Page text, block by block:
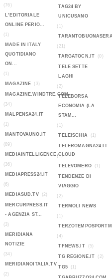
(76)
L’EDITORIALE
ONLINE PERIO...
(1)
MADE IN ITALY
QUOTIDIANO
ON...
(1)
MAGAZINE
(3)
MAGAZINE.WINDTRE.COM
(34)
MALPENSA24.IT
(1)
MANTOVAUNO.IT
(89)
MEDIAINTELLIGENCE.CLOUD
(36)
MEDIAPRESS24.IT
(6)
MEDIASUD.TV
(2)
MERCURPRESS.IT
- AGENZIA ST...
(3)
MERIDIANA
NOTIZIE
(34)
MERIDIANOITALIA.TV
(2)
TAG24 BY
UNICUSANO
(1)
(21)
TARGATOCN.IT
(0)
TELE SETTE
LAGHI
(2)
TELEBORSA
ECONOMIA (LA
STAM...
(1)
TELEISCHIA
(1)
TELEROMAGNA24.IT
(1)
TELEVOMERO
(1)
TENDENZE DI
VIAGGIO
(2)
TERMOLI NEWS
(1)
(4)
TFNEWS.IT
(5)
TG REGIONE.IT (2)
TG5 (1)